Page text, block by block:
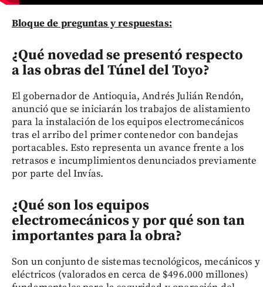
Bloque de preguntas y respuestas:
¿Qué novedad se presentó respecto
a las obras del Túnel del Toyo?
El gobernador de Antioquia, Andrés Julián Rendón,
anunció que se iniciarán los trabajos de alistamiento
para la instalación de los equipos electromecánicos
tras el arribo del primer contenedor con bandejas
portacables. Esto representa un avance frente a los
retrasos e incumplimientos denunciados previamente
por parte del Invías.
¿Qué son los equipos
electromecánicos y por qué son tan
importantes para la obra?
Son un conjunto de sistemas tecnológicos, mecánicos y
eléctricos (valorados en cerca de $496.000 millones)